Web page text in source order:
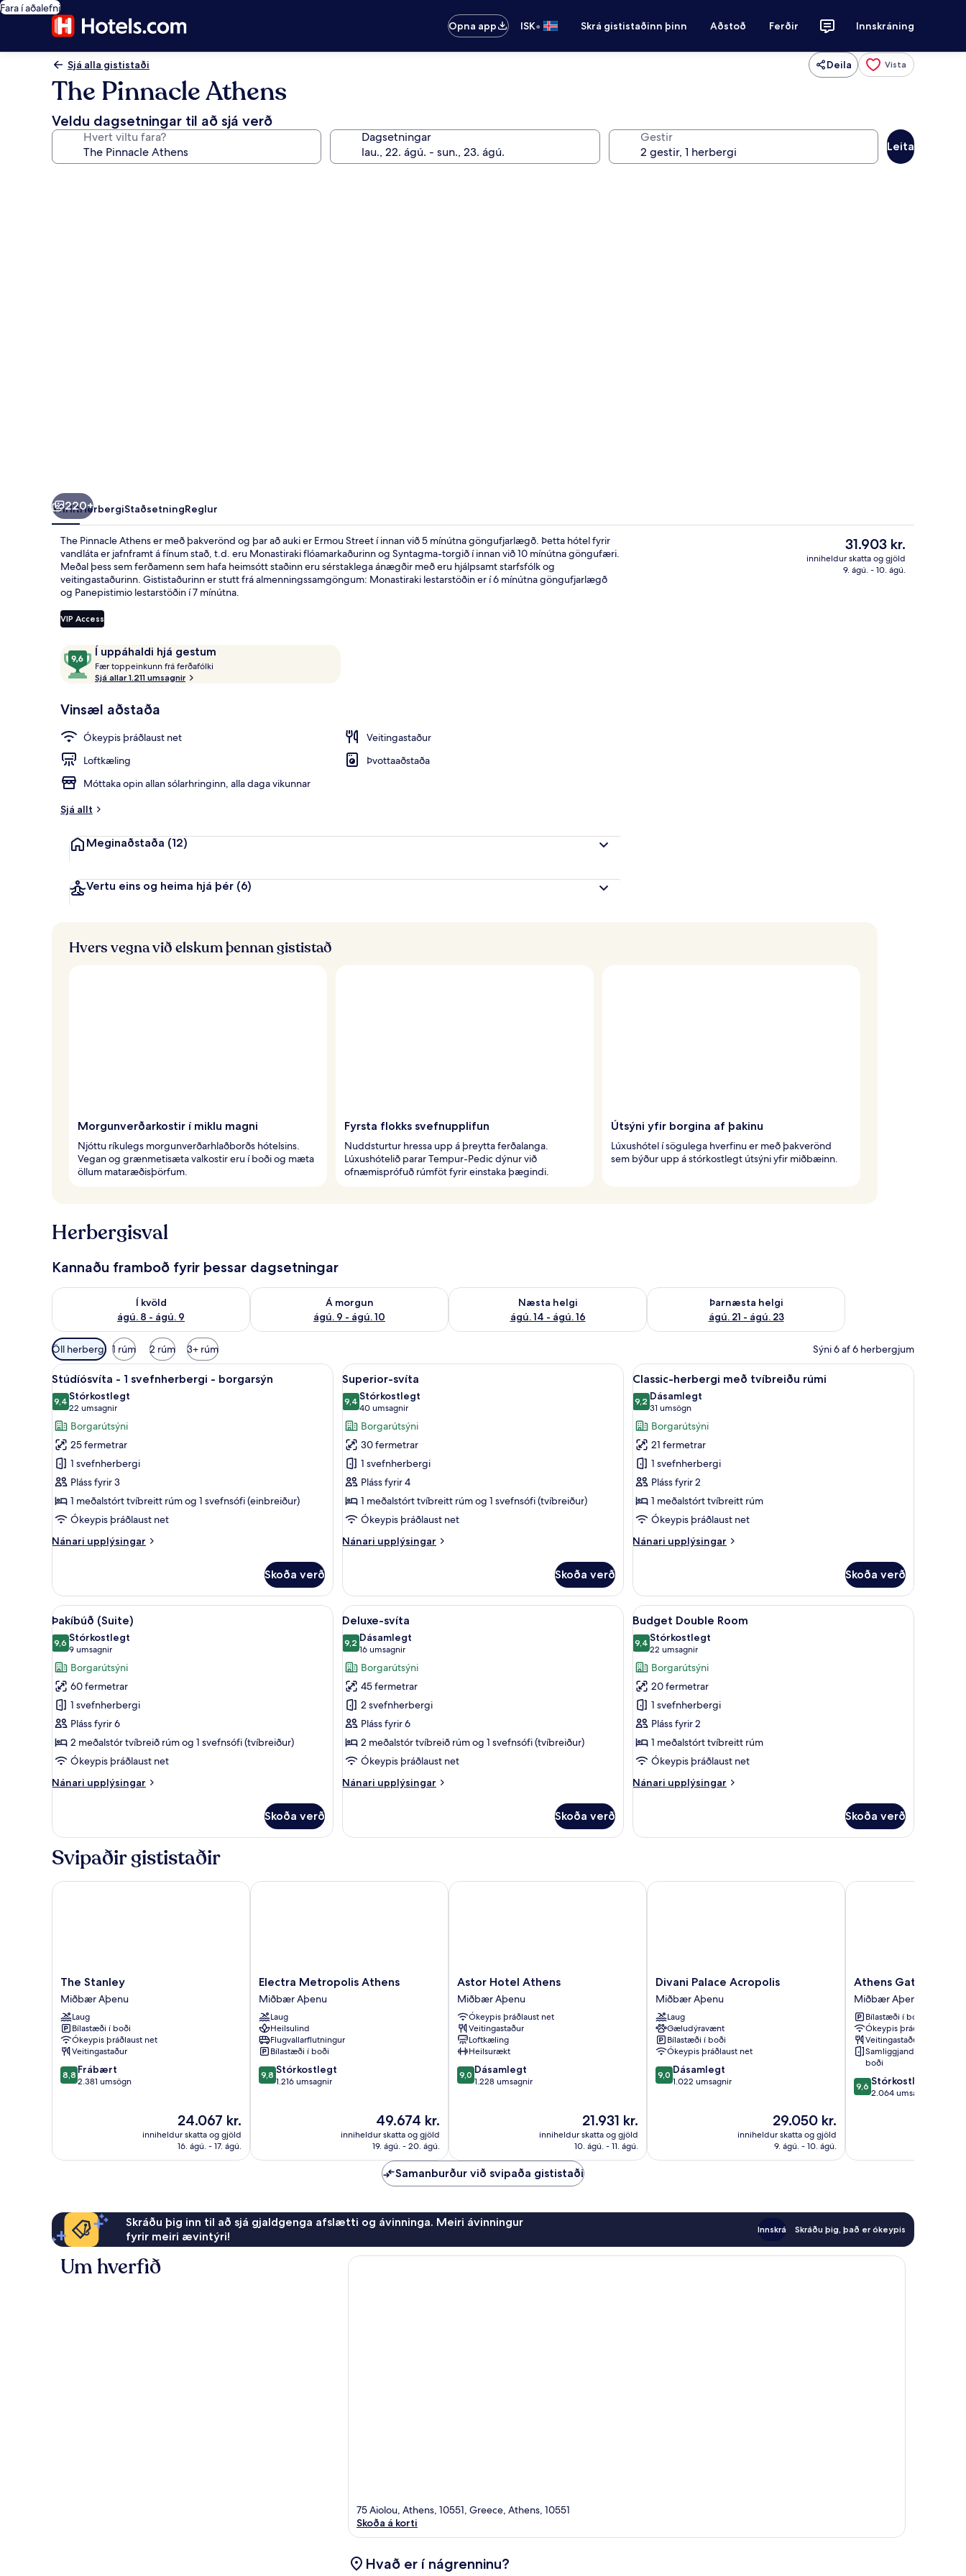
Fara í aðalefni
Opna app
ISK• Skrá gististaðinn þinn Aðstoð Ferðir Innskráning
Sjá alla gististaði Deila Vista
The Pinnacle Athens
Veldu dagsetningar til að sjá verð
Hvert viltu fara? Dagsetningar Gestir
Leita
Fyrir utan Stúdíósvíta - 1 svefnherbergi -
220+
YfirlitHerbergiStaðsetningReglur
The Pinnacle Athens er með þakverönd og þar að auki er Ermou Street í innan við 5 mínútna göngufjarlægð. Þetta hótel fyrir
vandláta er jafnframt á fínum stað, t.d. eru Monastiraki flóamarkaðurinn og Syntagma-torgið í innan við 10 mínútna göngufæri.
Meðal þess sem ferðamenn sem hafa heimsótt staðinn eru sérstaklega ánægðir með eru hjálpsamt starfsfólk og
veitingastaðurinn. Gististaðurinn er stutt frá almenningssamgöngum: Monastiraki lestarstöðin er í 6 mínútna göngufjarlægð
og Panepistimio lestarstöðin í 7 mínútna.
VIP Access
UmsagnirÍ uppáhaldi hjá gestum
9,6
af
10,
uppáhaldi
gestum
Fær toppeinkunn frá ferðafólki
i
n
r
r
Sjá allar 1.211 umsagnir
Vinsæl aðstaða
Ókeypis þráðlaust net
Veitingastaður
Loftkæling
Þvottaaðstaða
Móttaka opin allan sólarhringinn, alla daga vikunnar
Sjá allt
Meginaðstaða (12)
Vertu eins og heima hjá þér (6)
Núverandi
verð
er
31.903 kr.
inniheldur skatta og gjöld
9. ágú. - 10. ágú.
Hvers vegna við elskum þennan gististað
Morgunverðarkostir í miklu magni
Njóttu ríkulegs morgunverðarhlaðborðs hótelsins.
Vegan og grænmetisæta valkostir eru í boði og mæta
öllum mataræðisþörfum.
Fyrsta flokks svefnupplifun
Nuddsturtur hressa upp á þreytta ferðalanga.
Lúxushótelið parar Tempur-Pedic dýnur við
ofnæmisprófuð rúmföt fyrir einstaka þægindi.
Útsýni yfir borgina af þakinu
Lúxushótel í sögulega hverfinu er með þakverönd
sem býður upp á stórkostlegt útsýni yfir miðbæinn.
Herbergisval
Kannaðu framboð fyrir þessar dagsetningar
Í kvöld
ágú. 8 - ágú. 9
Athuga framboð í kvöld ágú. 8 - ágú. 9
Á morgun
ágú. 9 - ágú. 10
Athuga framboð á morgun ágú. 9 - ágú. 10
Næsta helgi
ágú. 14 - ágú. 16
Athuga framboð næstu helgi ágú. 14 - ágú. 16
Þarnæsta helgi
ágú. 21 - ágú. 23
Athuga framboð þarnæstu helgi ágú. 21 - ágú. 23
Síur
í
boði
fyrir
herbergi
Öll herbergi 1 rúm 2 rúm 3+ rúm Sýni 6 af 6 herbergjum
Skoða
allar
myndir
fyrir
Stúdíósvíta
-
svefnherbergi
-
borgarsýn
Stúdíósvíta - 1 svefnherbergi - borgarsýn | Stofa
25
Stúdíósvíta - 1 svefnherbergi - borgarsýn
9,49,4 af 10
Stórkostlegt
22 umsagnir
(22
umsagnir)
Borgarútsýni
25 fermetrar
1 svefnherbergi
Pláss fyrir 3
1 meðalstórt tvíbreitt rúm og 1 svefnsófi (einbreiður)
Ókeypis þráðlaust net
Nánari upplýsingar
Nánari
-
svefnherbergi
borgarsýn
Skoða verð
Skoða
allar
myndir
fyrir
Superior-
svíta
48
Superior-svíta
9,49,4 af 10
Stórkostlegt
40 umsagnir
(40
umsagnir)
Borgarútsýni
30 fermetrar
1 svefnherbergi
Pláss fyrir 4
1 meðalstórt tvíbreitt rúm og 1 svefnsófi (tvíbreiður)
Ókeypis þráðlaust net
Nánari upplýsingar
Nánari
svíta
Skoða verð
Skoða
allar
myndir
fyrir
Classic-
herbergi
með
tvíbreiðu
rúmi
Classic-herbergi með tvíbreiðu rúmi |
22
Classic-herbergi með tvíbreiðu rúmi
9,29,2 af 10
Dásamlegt
31 umsögn
(31
umsögn)
Borgarútsýni
21 fermetrar
1 svefnherbergi
Pláss fyrir 2
1 meðalstórt tvíbreitt rúm
Ókeypis þráðlaust net
Nánari upplýsingar
Nánari
herbergi
með
tvíbreiðu
rúmi
Skoða verð
Skoða
allar
myndir
fyrir
Þakíbúð
(Suite)
40
Þakíbúð (Suite)
9,69,6 af 10
Stórkostlegt
9 umsagnir
(9
umsagnir)
Borgarútsýni
60 fermetrar
1 svefnherbergi
Pláss fyrir 6
2 meðalstór tvíbreið rúm og 1 svefnsófi (tvíbreiður)
Ókeypis þráðlaust net
Nánari upplýsingar
Nánari
(Suite)
Skoða verð
Skoða
allar
myndir
fyrir
Deluxe-
svíta
42
Deluxe-svíta
9,29,2 af 10
Dásamlegt
16 umsagnir
(16
umsagnir)
Borgarútsýni
45 fermetrar
2 svefnherbergi
Pláss fyrir 6
2 meðalstór tvíbreið rúm og 1 svefnsófi (tvíbreiður)
Ókeypis þráðlaust net
Nánari upplýsingar
Nánari
svíta
Skoða verð
Skoða
allar
myndir
fyrir
Budget
Double
Room
Budget Double Room | Rúmföt af bestu
14
Budget Double Room
9,49,4 af 10
Stórkostlegt
22 umsagnir
(22
umsagnir)
Borgarútsýni
20 fermetrar
1 svefnherbergi
Pláss fyrir 2
1 meðalstórt tvíbreitt rúm
Ókeypis þráðlaust net
Nánari upplýsingar
Nánari
Double
Skoða verð
Svipaðir gististaðir
The
Stanley
Miðbær
Aþenu
The Stanley
Miðbær Aþenu
Laug
Bílastæði í boði
Ókeypis þráðlaust net
Veitingastaður
8.8
af
8,8 Frábært
2.381 umsögn
Verðið
er
24.067 kr.
24.067 kr.
inniheldur skatta og gjöld
16. ágú. - 17. ágú.
The Stanley
Electra
Metropolis
Athens
Miðbær
Aþenu
Electra Metropolis Athens
Miðbær Aþenu
Laug
Heilsulind
Flugvallarflutningur
Bílastæði í boði
9.8
af
9,8 Stórkostlegt
1.216 umsagnir
Verðið
er
49.674 kr.
49.674 kr.
inniheldur skatta og gjöld
19. ágú. - 20. ágú.
Electra Metropolis Athens
Astor
Hotel
Athens
Miðbær
Aþenu
Astor Hotel Athens
Miðbær Aþenu
Ókeypis þráðlaust net
Veitingastaður
Loftkæling
Heilsurækt
9.0
af
9,0 Dásamlegt
1.228 umsagnir
Verðið
er
21.931 kr.
21.931 kr.
inniheldur skatta og gjöld
10. ágú. - 11. ágú.
Astor Hotel Athens
Divani
Palace
Acropolis
Miðbær
Aþenu
Divani Palace Acropolis
Miðbær Aþenu
Laug
Gæludýravænt
Bílastæði í boði
Ókeypis þráðlaust net
9.0
af
9,0 Dásamlegt
1.022 umsagnir
Verðið
er
29.050 kr.
29.050 kr.
inniheldur skatta og gjöld
9. ágú. - 10. ágú.
Divani Palace Acropolis
Athens
Gate
Hotel
Miðbær
Aþenu
Athens Gate Hotel
Miðbær Aþenu
Bílastæði í boði
Ókeypis þráðlaust net
Veitingastaður
Samliggjandi herbergi í
boði
9.6
af
9,6 Stórkostlegt
2.064 umsagnir
Athens Gate Hotel
Samanburður við svipaða gististaði
Skráðu þig inn til að sjá gjaldgenga afslætti og ávinninga. Meiri ávinningur
fyrir meiri ævintýri!
Innskrá Skráðu þig, það er ókeypis
Um hverfið
75 Aiolou, Athens, 10551, Greece, Athens, 10551
Skoða á korti
Hvað er í nágrenninu?